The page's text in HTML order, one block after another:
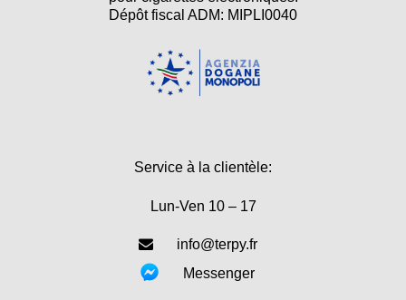
Dépôt fiscal ADM: MIPLI0040
Service à la clientèle:
Lun-Ven 10 – 17
info@terpy.fr
Messenger